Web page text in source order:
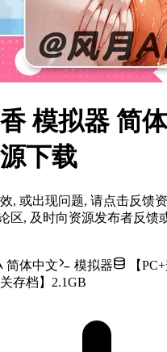
模拟器 简
下载
, 或出现问题, 请点击反馈
区, 及时向资源发布者反馈
简体中文 模拟器
【
存档】2.1GB